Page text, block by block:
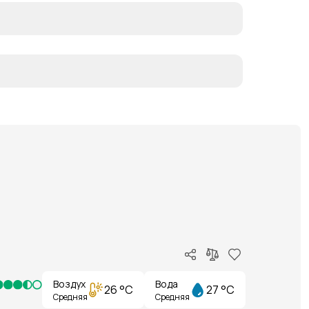
Воздух
Средняя 26 °C Вода
Средняя 27 °C